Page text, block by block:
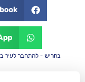
בקליק בעלי מקצוע